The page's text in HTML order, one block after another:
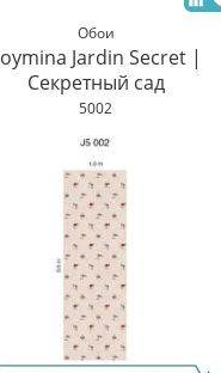
Обои
Jardin Secret |
Секретный сад
5002